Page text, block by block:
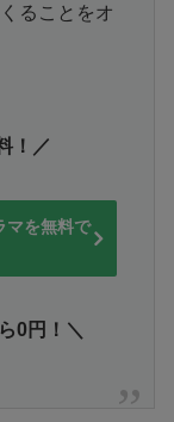
ることをオ
！／
マを無料で
0円！＼